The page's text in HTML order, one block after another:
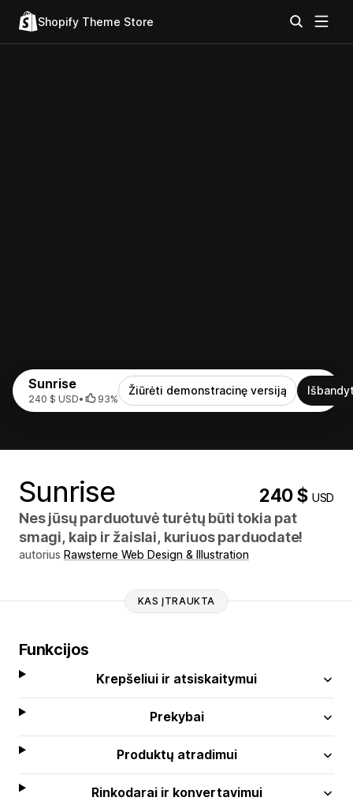
Shopify Theme Store
Sunrise
240 $ USD• 93%
Žiūrėti demonstracinę versiją
Sunrise 240 $USD
Nes jūsų parduotuvė turėtų būti tokia pat
smagi, kaip ir žaislai, kuriuos parduodate!
autorius Rawsterne Web Design & Illustration
KAS ĮTRAUKTA
Funkcijos
Krepšeliui ir atsiskaitymui
Prekybai
Produktų atradimui
Rinkodarai ir konvertavimui